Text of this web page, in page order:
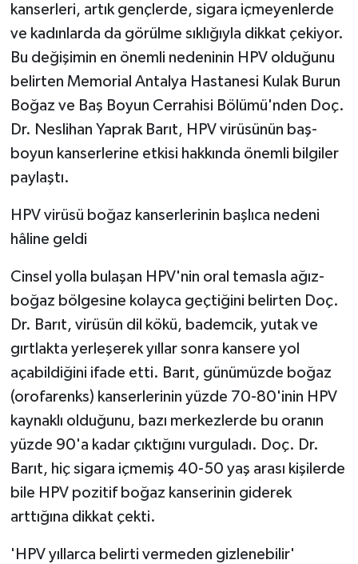
kanserleri, artık gençlerde, sigara içmeyenlerde
ve kadınlarda da görülme sıklığıyla dikkat çekiyor.
Bu değişimin en önemli nedeninin HPV olduğunu
belirten Memorial Antalya Hastanesi Kulak Burun
Boğaz ve Baş Boyun Cerrahisi Bölümü'nden Doç.
Dr. Neslihan Yaprak Barıt, HPV virüsünün baş-
boyun kanserlerine etkisi hakkında önemli bilgiler
paylaştı.
HPV virüsü boğaz kanserlerinin başlıca nedeni
hâline geldi
Cinsel yolla bulaşan HPV'nin oral temasla ağız-
boğaz bölgesine kolayca geçtiğini belirten Doç.
Dr. Barıt, virüsün dil kökü, bademcik, yutak ve
gırtlakta yerleşerek yıllar sonra kansere yol
açabildiğini ifade etti. Barıt, günümüzde boğaz
(orofarenks) kanserlerinin yüzde 70-80'inin HPV
kaynaklı olduğunu, bazı merkezlerde bu oranın
yüzde 90'a kadar çıktığını vurguladı. Doç. Dr.
Barıt, hiç sigara içmemiş 40-50 yaş arası kişilerde
bile HPV pozitif boğaz kanserinin giderek
arttığına dikkat çekti.
'HPV yıllarca belirti vermeden gizlenebilir'